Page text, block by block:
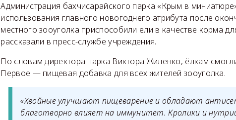
Администрация бахчисарайского парка «Крым в
использования главного новогоднего атрибута после
местного зооуголка приспособили ели в качестве корма
рассказали в пресс-службе учреждения.
По словам директора парка Виктора Жиленко, ёлкам
Первое — пищевая добавка для всех жителей зооуголка.
«Хвойные улучшают пищеварение и обладают
благотворно влияет на иммунитет. Кролики и